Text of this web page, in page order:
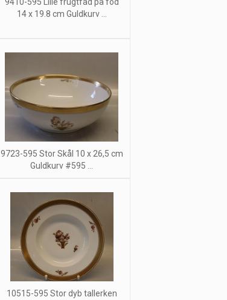
14 x 19.8 cm Guldkurv ...
9723-595 Stor Skål 10 x 26,5 cm
Guldkurv #595 ...
10515-595 Stor dyb tallerken